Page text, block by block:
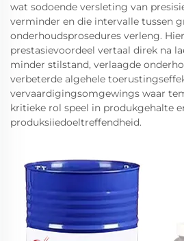
wat sodoende versleting van
verminder en die intervalle tussen
onderhoudsprosedures verleng.
prestasievoordeel vertaal direk na
minder stilstand, verlaagde
verbeterde algehele
vervaardigingsomgewings waar
kritieke rol speel in produkgehalte
produksiiedoeltreffendheid.